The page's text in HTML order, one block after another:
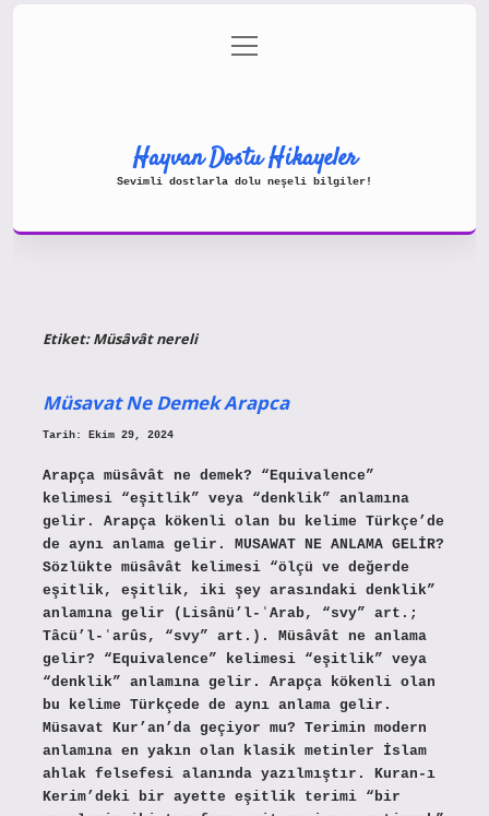
Gizlilik Politikası
menüyü
aç
Hayvan Dostu Hikayeler
Sevimli dostlarla dolu neşeli bilgiler!
Etiket:Müsâvât nereli
Müsavat Ne Demek Arapca
Tarih: Ekim 29, 2024
Arapça müsâvât ne demek? “Equivalence”
kelimesi “eşitlik” veya “denklik” anlamına
gelir. Arapça kökenli olan bu kelime Türkçe’de
de aynı anlama gelir. MUSAWAT NE ANLAMA GELİR?
Sözlükte müsâvât kelimesi “ölçü ve değerde
eşitlik, eşitlik, iki şey arasındaki denklik”
anlamına gelir (Lisânü’l-ʿArab, “svy” art.;
Tâcü’l-ʿarûs, “svy” art.). Müsâvât ne anlama
gelir? “Equivalence” kelimesi “eşitlik” veya
“denklik” anlamına gelir. Arapça kökenli olan
bu kelime Türkçede de aynı anlama gelir.
Müsavat Kur’an’da geçiyor mu? Terimin modern
anlamına en yakın olan klasik metinler İslam
ahlak felsefesi alanında yazılmıştır. Kuran-ı
Kerim’deki bir ayette eşitlik terimi “bir